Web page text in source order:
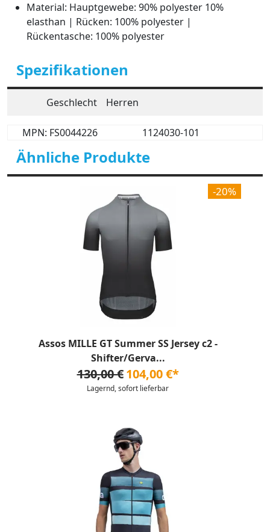
Material: Hauptgewebe: 90% polyester 10%
elasthan | Rücken: 100% polyester |
Rückentasche: 100% polyester
Spezifikationen
Geschlecht Herren
MPN: FS0044226 1124030-101
Ähnliche Produkte
-20%
Assos MILLE GT Summer SS Jersey c2 -
Shifter/Gerva...
130,00 € 104,00 €*
Lagernd, sofort lieferbar